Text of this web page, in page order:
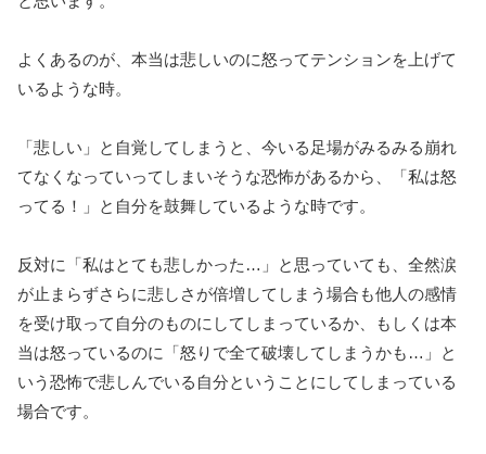
よくあるのが、本当は悲しいのに怒ってテンションを上げて
いるような時。
「悲しい」と自覚してしまうと、今いる足場がみるみる崩れ
てなくなっていってしまいそうな恐怖があるから、「私は怒
ってる！」と自分を鼓舞しているような時です。
反対に「私はとても悲しかった…」と思っていても、全然涙
が止まらずさらに悲しさが倍増してしまう場合も他人の感情
を受け取って自分のものにしてしまっているか、もしくは本
当は怒っているのに「怒りで全て破壊してしまうかも…」と
いう恐怖で悲しんでいる自分ということにしてしまっている
場合です。